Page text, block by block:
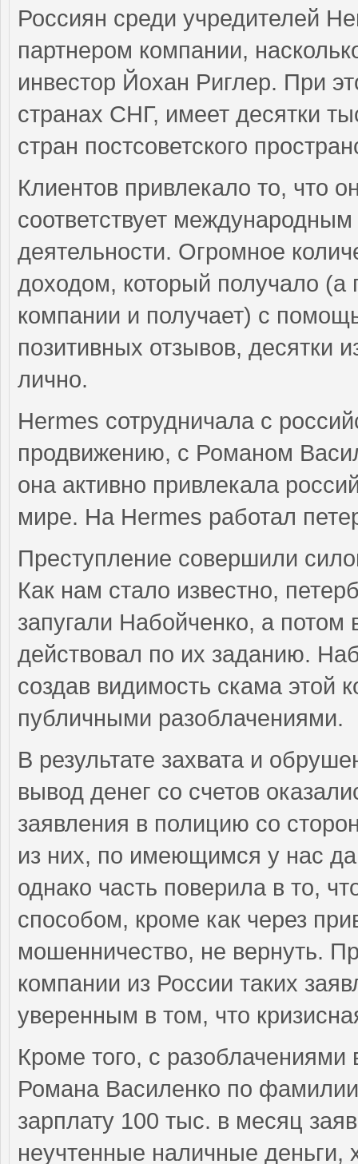
Россиян среди учредителей
партнером компании,
инвестор Йохан Риглер. При
странах СНГ, имеет десятки
стран постсоветского
Клиентов привлекало то, что
соответствует
деятельности. Огромное
доходом, который получало (а
компании и получает) с
позитивных отзывов, десятки
лично.
Hermes сотрудничала с
продвижению, с Романом
она активно привлекала
мире. На Hermes работал
Преступление совершили
Как нам стало известно,
запугали Набойченко, а
действовал по их заданию.
создав видимость скама этой
публичными разоблачениями.
В результате захвата и
вывод денег со счетов
заявления в полицию со
из них, по имеющимся у нас
однако часть поверила в то,
способом, кроме как через
мошенничество, не вернуть.
компании из России таких
уверенным в том, что
Кроме того, с
Романа Василенко по
зарплату 100 тыс. в месяц
неучтенные наличные деньги,